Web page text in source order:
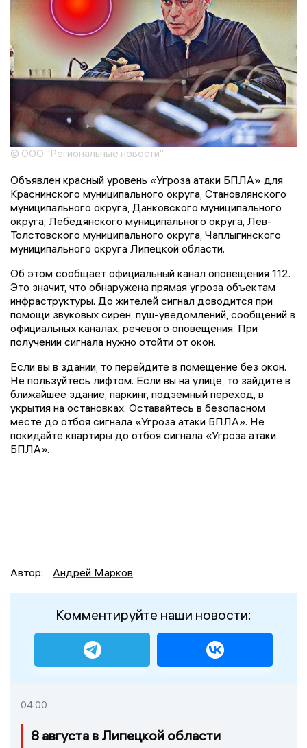
© ООО "Региональные новости"
Объявлен красный уровень «Угроза атаки БПЛА» для
Краснинского муниципального округа, Становлянского
муниципального округа, Данковского муниципального
округа, Лебедянского муниципального округа, Лев-
Толстовского муниципального округа, Чаплыгинского
муниципального округа Липецкой области.
Об этом сообщает официальный канал оповещения 112.
Это значит, что обнаружена прямая угроза объектам
инфраструктуры. До жителей сигнал доводится при
помощи звуковых сирен, пуш-уведомлений, сообщений в
официальных каналах, речевого оповещения. При
получении сигнала нужно отойти от окон.
Если вы в здании, то перейдите в помещение без окон.
Не пользуйтесь лифтом. Если вы на улице, то зайдите в
ближайшее здание, паркинг, подземный переход, в
укрытия на остановках. Оставайтесь в безопасном
месте до отбоя сигнала «Угроза атаки БПЛА». Не
покидайте квартиры до отбоя сигнала «Угроза атаки
БПЛА».
Автор: Андрей Марков
Комментируйте наши новости:
04:00
8 августа в Липецкой области